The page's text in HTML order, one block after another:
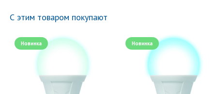
С этим товаром покупают
Новинка Новинка